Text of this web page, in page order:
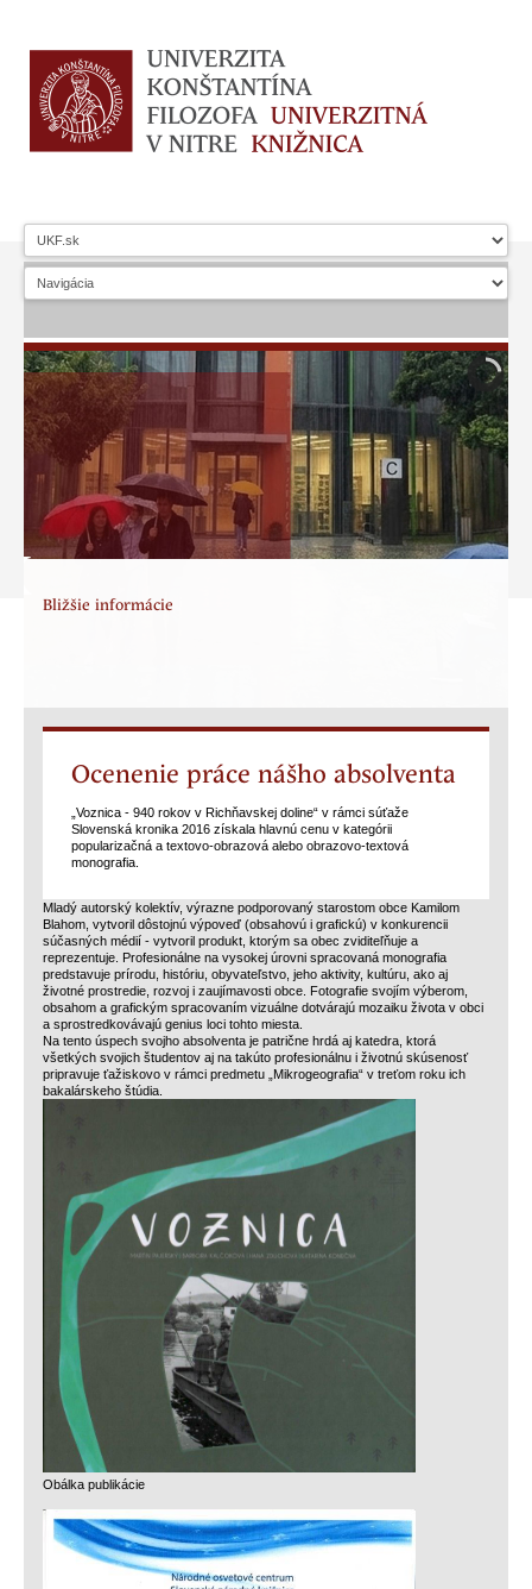
Bližšie informácie
Ocenenie práce nášho absolventa
„Voznica - 940 rokov v Richňavskej doline“ v rámci súťaže
Slovenská kronika 2016 získala hlavnú cenu v kategórii
popularizačná a textovo-obrazová alebo obrazovo-textová
monografia.
Mladý autorský kolektív, výrazne podporovaný starostom obce Kamilom
Blahom, vytvoril dôstojnú výpoveď (obsahovú i grafickú) v konkurencii
súčasných médií - vytvoril produkt, ktorým sa obec zviditeľňuje a
reprezentuje. Profesionálne na vysokej úrovni spracovaná monografia
predstavuje prírodu, históriu, obyvateľstvo, jeho aktivity, kultúru, ako aj
životné prostredie, rozvoj i zaujímavosti obce. Fotografie svojím výberom,
obsahom a grafickým spracovaním vizuálne dotvárajú mozaiku života v obci
a sprostredkovávajú genius loci tohto miesta.
Na tento úspech svojho absolventa je patrične hrdá aj katedra, ktorá
všetkých svojich študentov aj na takúto profesionálnu i životnú skúsenosť
pripravuje ťažiskovo v rámci predmetu „Mikrogeografia“ v treťom roku ich
bakalárskeho štúdia.
Obálka publikácie